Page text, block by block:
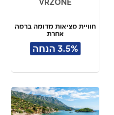
VRZONE
חוויית מציאות מדומה ברמה
אחרת
3.5% הנחה